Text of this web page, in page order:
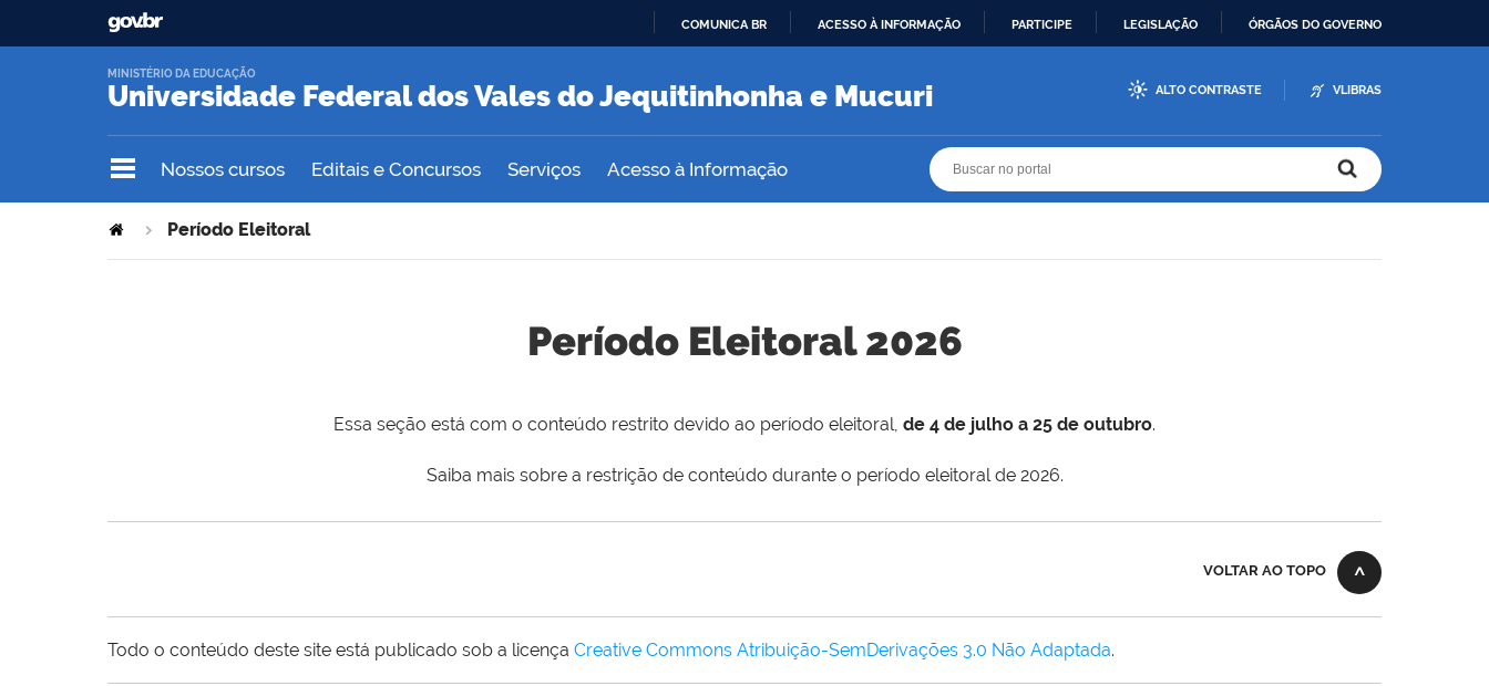
O
COMUNICA BR ACESSO À INFORMAÇÃO PARTICIPE LEGISLAÇÃO ÓRGÃOS DO GOVERNO
Universidade Federal dos Vales do Jequitinhonha e Mucuri
MINISTÉRIO DA EDUCAÇÃO
ALTO CONTRASTE VLIBRAS
Nossos cursos Editais e Concursos Serviços Acesso à Informação
Período Eleitoral
Período Eleitoral 2026
Essa seção está com o conteúdo restrito devido ao período eleitoral, de 4 de julho a 25 de outubro.
Saiba mais sobre a restrição de conteúdo durante o período eleitoral de 2026.
VOLTAR AO TOPO
Todo o conteúdo deste site está publicado sob a licença Creative Commons Atribuição-SemDerivações 3.0 Não Adaptada.